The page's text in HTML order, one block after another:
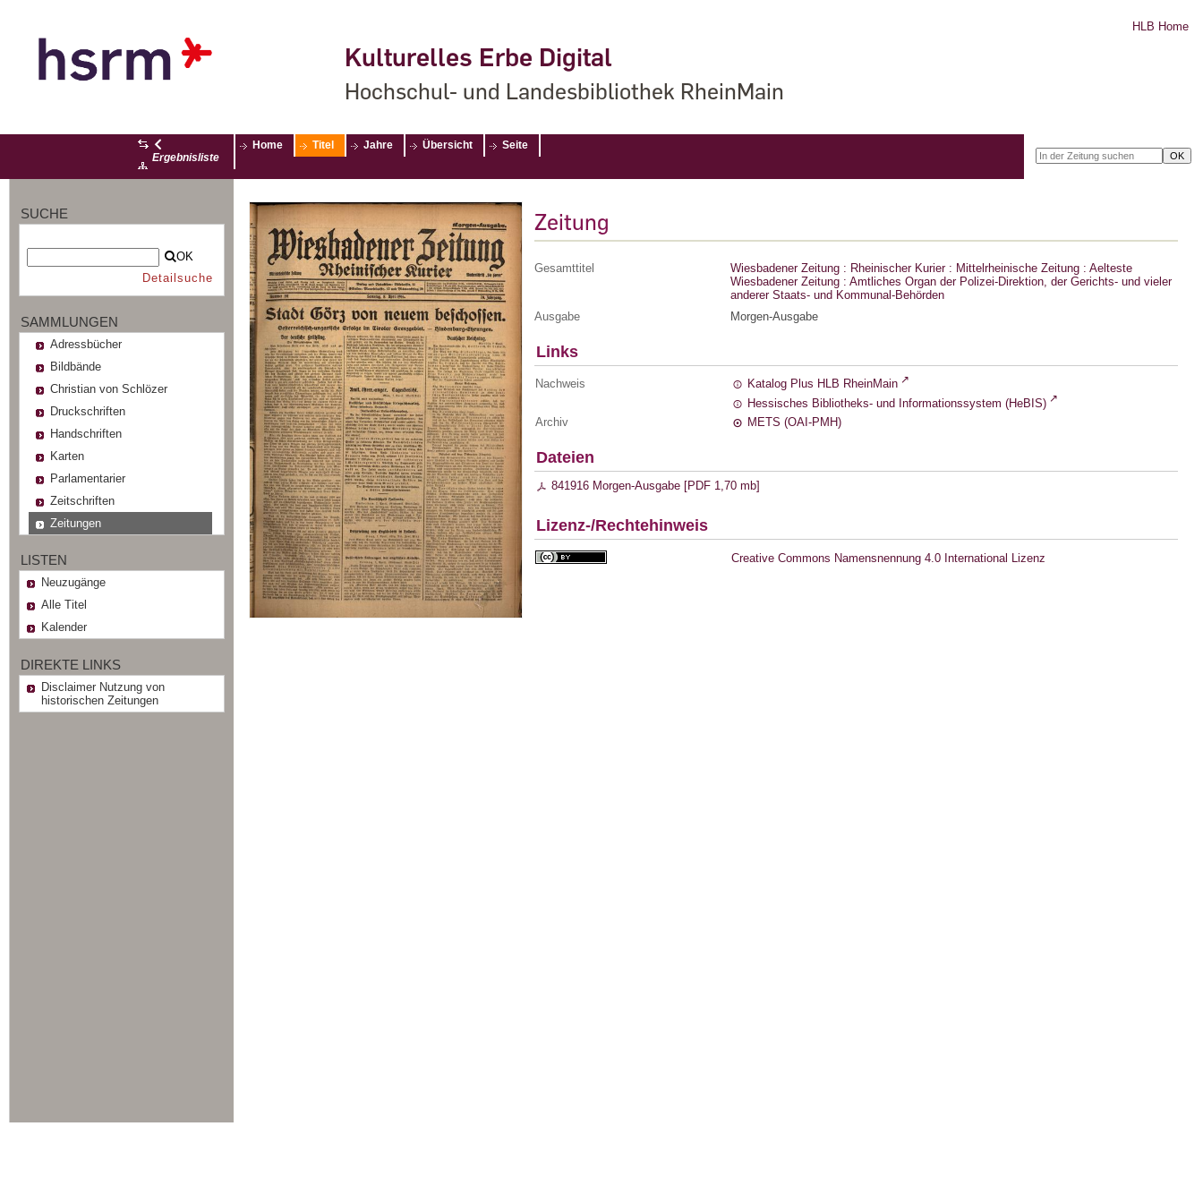
Kulturelles Erbe Digital
Hochschul- und Landesbibliothek RheinMain
HLB Home
Ergebnisliste
Home Titel Jahre Übersicht Seite
SUCHE
OK
Detailsuche
SAMMLUNGEN
Adressbücher
Bildbände
Christian von Schlözer
Druckschriften
Handschriften
Karten
Parlamentarier
Zeitschriften
Zeitungen
LISTEN
Neuzugänge
Alle Titel
Kalender
DIREKTE LINKS
Disclaimer Nutzung von
historischen Zeitungen
Zeitung
Gesamttitel
Wiesbadener Zeitung : Rheinischer Kurier : Mittelrheinische Zeitung : Aelteste
Wiesbadener Zeitung : Amtliches Organ der Polizei-Direktion, der Gerichts- und vieler
anderer Staats- und Kommunal-Behörden
Ausgabe
Morgen-Ausgabe
Links
Nachweis
Katalog Plus HLB RheinMain
Hessisches Bibliotheks- und Informationssystem (HeBIS)
Archiv
METS (OAI-PMH)
Dateien
841916 Morgen-Ausgabe [PDF 1,70 mb]
Lizenz-/Rechtehinweis
Creative Commons Namensnennung 4.0 International Lizenz